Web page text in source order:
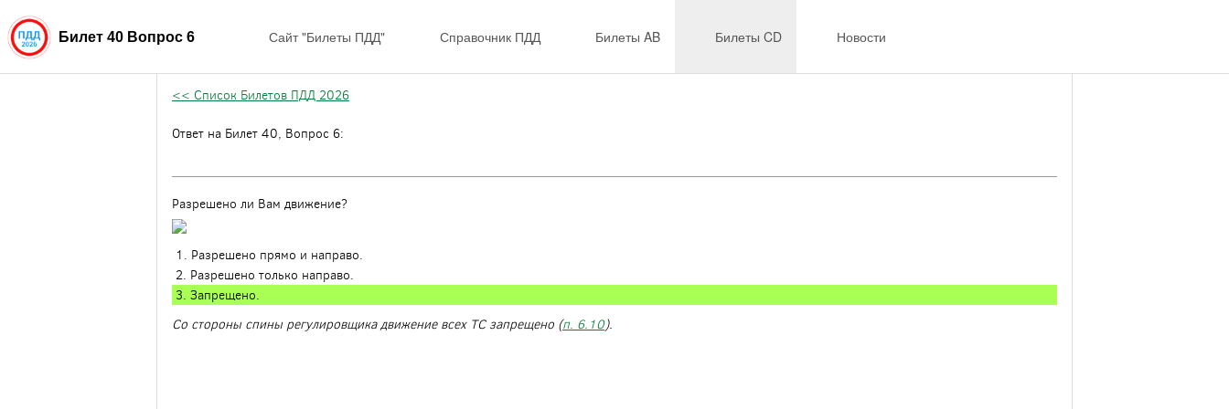
Билет 40 Вопрос 6 Сайт "Билеты ПДД" Справочник ПДД Билеты AB Билеты CD Новости
<< Список Билетов ПДД 2026
Ответ на Билет 40, Вопрос 6:
Разрешено ли Вам движение?
1. Разрешено прямо и направо.
2. Разрешено только направо.
3. Запрещено.
Со стороны спины регулировщика движение всех ТС запрещено (п. 6.10).